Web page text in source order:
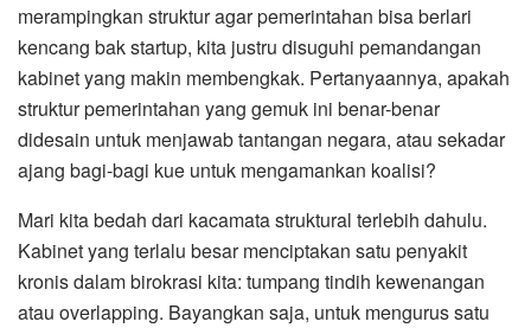
merampingkan struktur agar pemerintahan bisa berlari
kencang bak startup, kita justru disuguhi pemandangan
kabinet yang makin membengkak. Pertanyaannya, apakah
struktur pemerintahan yang gemuk ini benar-benar
didesain untuk menjawab tantangan negara, atau sekadar
ajang bagi-bagi kue untuk mengamankan koalisi?
​Mari kita bedah dari kacamata struktural terlebih dahulu.
Kabinet yang terlalu besar menciptakan satu penyakit
kronis dalam birokrasi kita: tumpang tindih kewenangan
atau overlapping. Bayangkan saja, untuk mengurus satu